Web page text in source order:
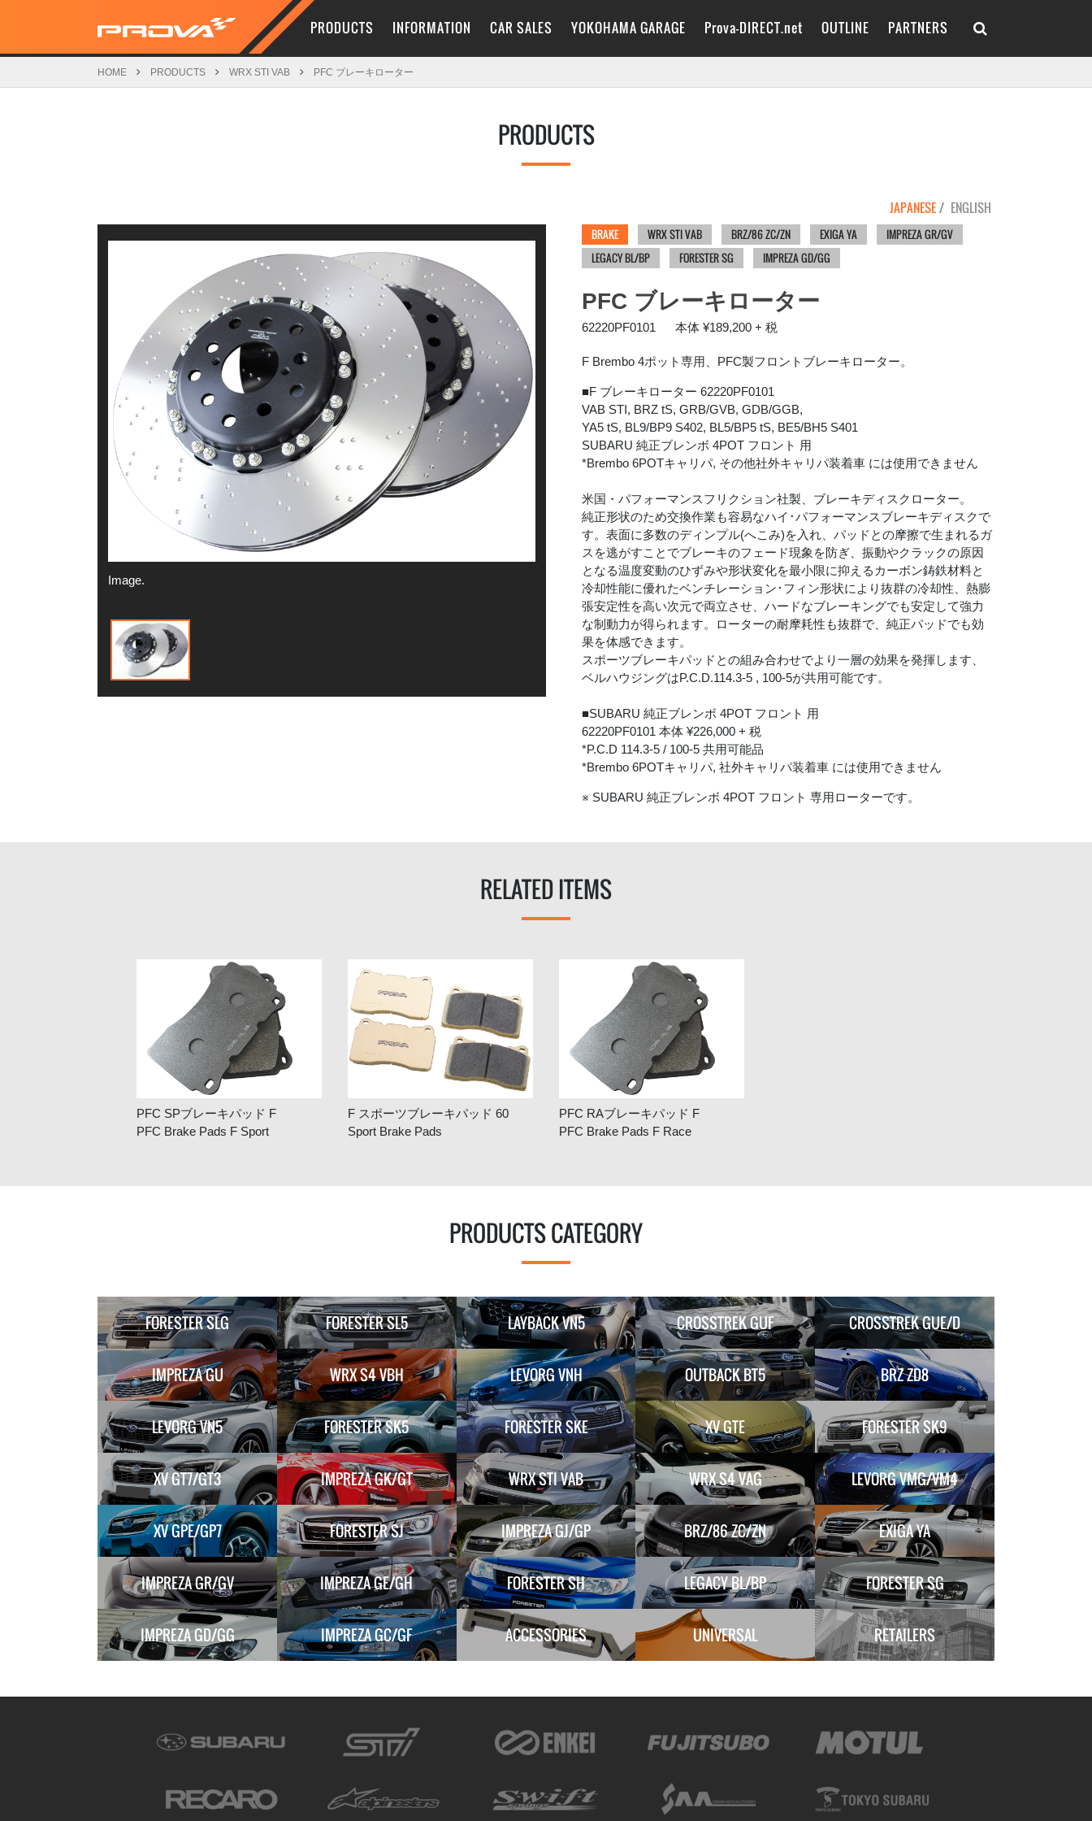
PRODUCTS INFORMATION CAR SALES YOKOHAMA GARAGE Prova-DIRECT.net OUTLINE PARTNERS 
FORESTER SK5
IMPREZA GK/GT
IMPREZA GR/GV
IMPREZA GE/GH FORESTER SH LEGACY BL/BP
FORESTER SG
IMPREZA GD/GG
IMPREZA GC/GF ACCESSORIES UNIVERSAL
HOME PRODUCTS WRX STI VAB PFC ブレーキローター
PRODUCTS
JAPANESE ENGLISH
Image.
BRAKE WRX STI VAB BRZ/86 ZC/ZN EXIGA YA
IMPREZA GR/GV
LEGACY BL/BP
FORESTER SG IMPREZA GD/GG
PFC ブレーキローター
62220PF0101 本体 ¥189,200 + 税
F Brembo 4ポット専用、PFC製フロントブレーキローター。
■F ブレーキローター 62220PF0101
VAB STI, BRZ tS, GRB/GVB, GDB/GGB,
YA5 tS, BL9/BP9 S402, BL5/BP5 tS, BE5/BH5 S401
SUBARU 純正ブレンボ 4POT フロント 用
*Brembo 6POTキャリパ, その他社外キャリパ装着車 には使用できません
米国・パフォーマンスフリクション社製、ブレーキディスクローター。
純正形状のため交換作業も容易なハイ･パフォーマンスブレーキディスクで
す。表面に多数のディンプル(へこみ)を入れ、パッドとの摩擦で生まれるガ
スを逃がすことでブレーキのフェード現象を防ぎ、振動やクラックの原因
となる温度変動のひずみや形状変化を最小限に抑えるカーボン鋳鉄材料と
冷却性能に優れたベンチレーション･フィン形状により抜群の冷却性、熱膨
張安定性を高い次元で両立させ、ハードなブレーキングでも安定して強力
な制動力が得られます。ローターの耐摩耗性も抜群で、純正パッドでも効
果を体感できます。
スポーツブレーキパッドとの組み合わせでより一層の効果を発揮します、
ベルハウジングはP.C.D.114.3-5 , 100-5が共用可能です。
■SUBARU 純正ブレンボ 4POT フロント 用
62220PF0101 本体 ¥226,000 + 税
*P.C.D 114.3-5 / 100-5 共用可能品
*Brembo 6POTキャリパ, 社外キャリパ装着車 には使用できません
※ SUBARU 純正ブレンボ 4POT フロント 専用ローターです。
RELATED ITEMS
PFC SPブレーキパッド F
PFC Brake Pads F Sport
F スポーツブレーキパッド 60
Sport Brake Pads
PFC RAブレーキパッド F
PFC Brake Pads F Race
PRODUCTS CATEGORY
FORESTER SLG FORESTER SL5 LAYBACK VN5 CROSSTREK GUF CROSSTREK GUE/D
IMPREZA GU WRX S4 VBH LEVORG VNH OUTBACK BT5 BRZ ZD8
LEVORG VN5 FORESTER SK5 FORESTER SKE XV GTE FORESTER SK9
XV GT7/GT3 IMPREZA GK/GT WRX STI VAB WRX S4 VAG LEVORG VMG/VM4
XV GPE/GP7 FORESTER SJ IMPREZA GJ/GP BRZ/86 ZC/ZN EXIGA YA
IMPREZA GR/GV IMPREZA GE/GH FORESTER SH LEGACY BL/BP FORESTER SG
IMPREZA GD/GG IMPREZA GC/GF ACCESSORIES UNIVERSAL RETAILERS